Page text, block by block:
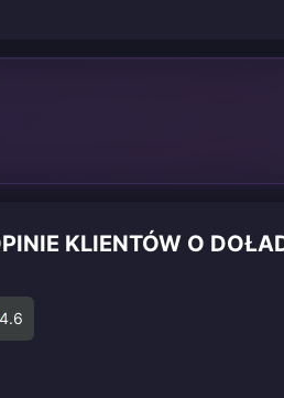
KLIENTÓW O
4.6